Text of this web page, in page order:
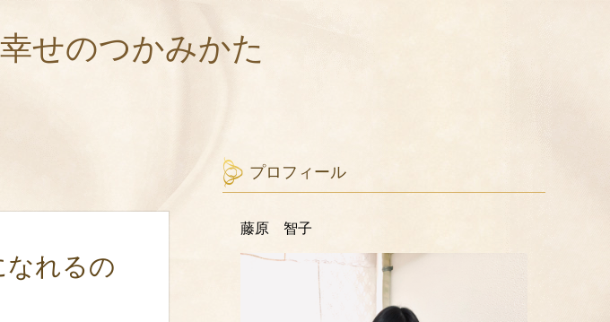
せのつかみかた
なれるの
プロフィール
藤原 智子